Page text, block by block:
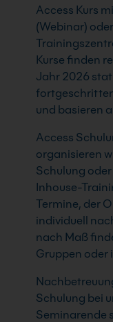
Access Kurs
(Webinar)
Kurse finden
Jahr 2026
und basieren
Access
organisieren
Schulung
Inhouse-
Termine, der
individuell
nach Maß
Gruppen oder
Schulung bei
Seminarende